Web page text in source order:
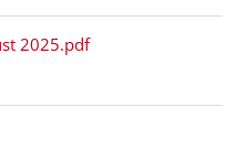
2025.pdf